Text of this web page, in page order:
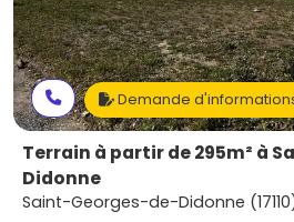
Demande
Terrain à partir de 295m² à
Didonne
Saint-Georges-de-Didonne